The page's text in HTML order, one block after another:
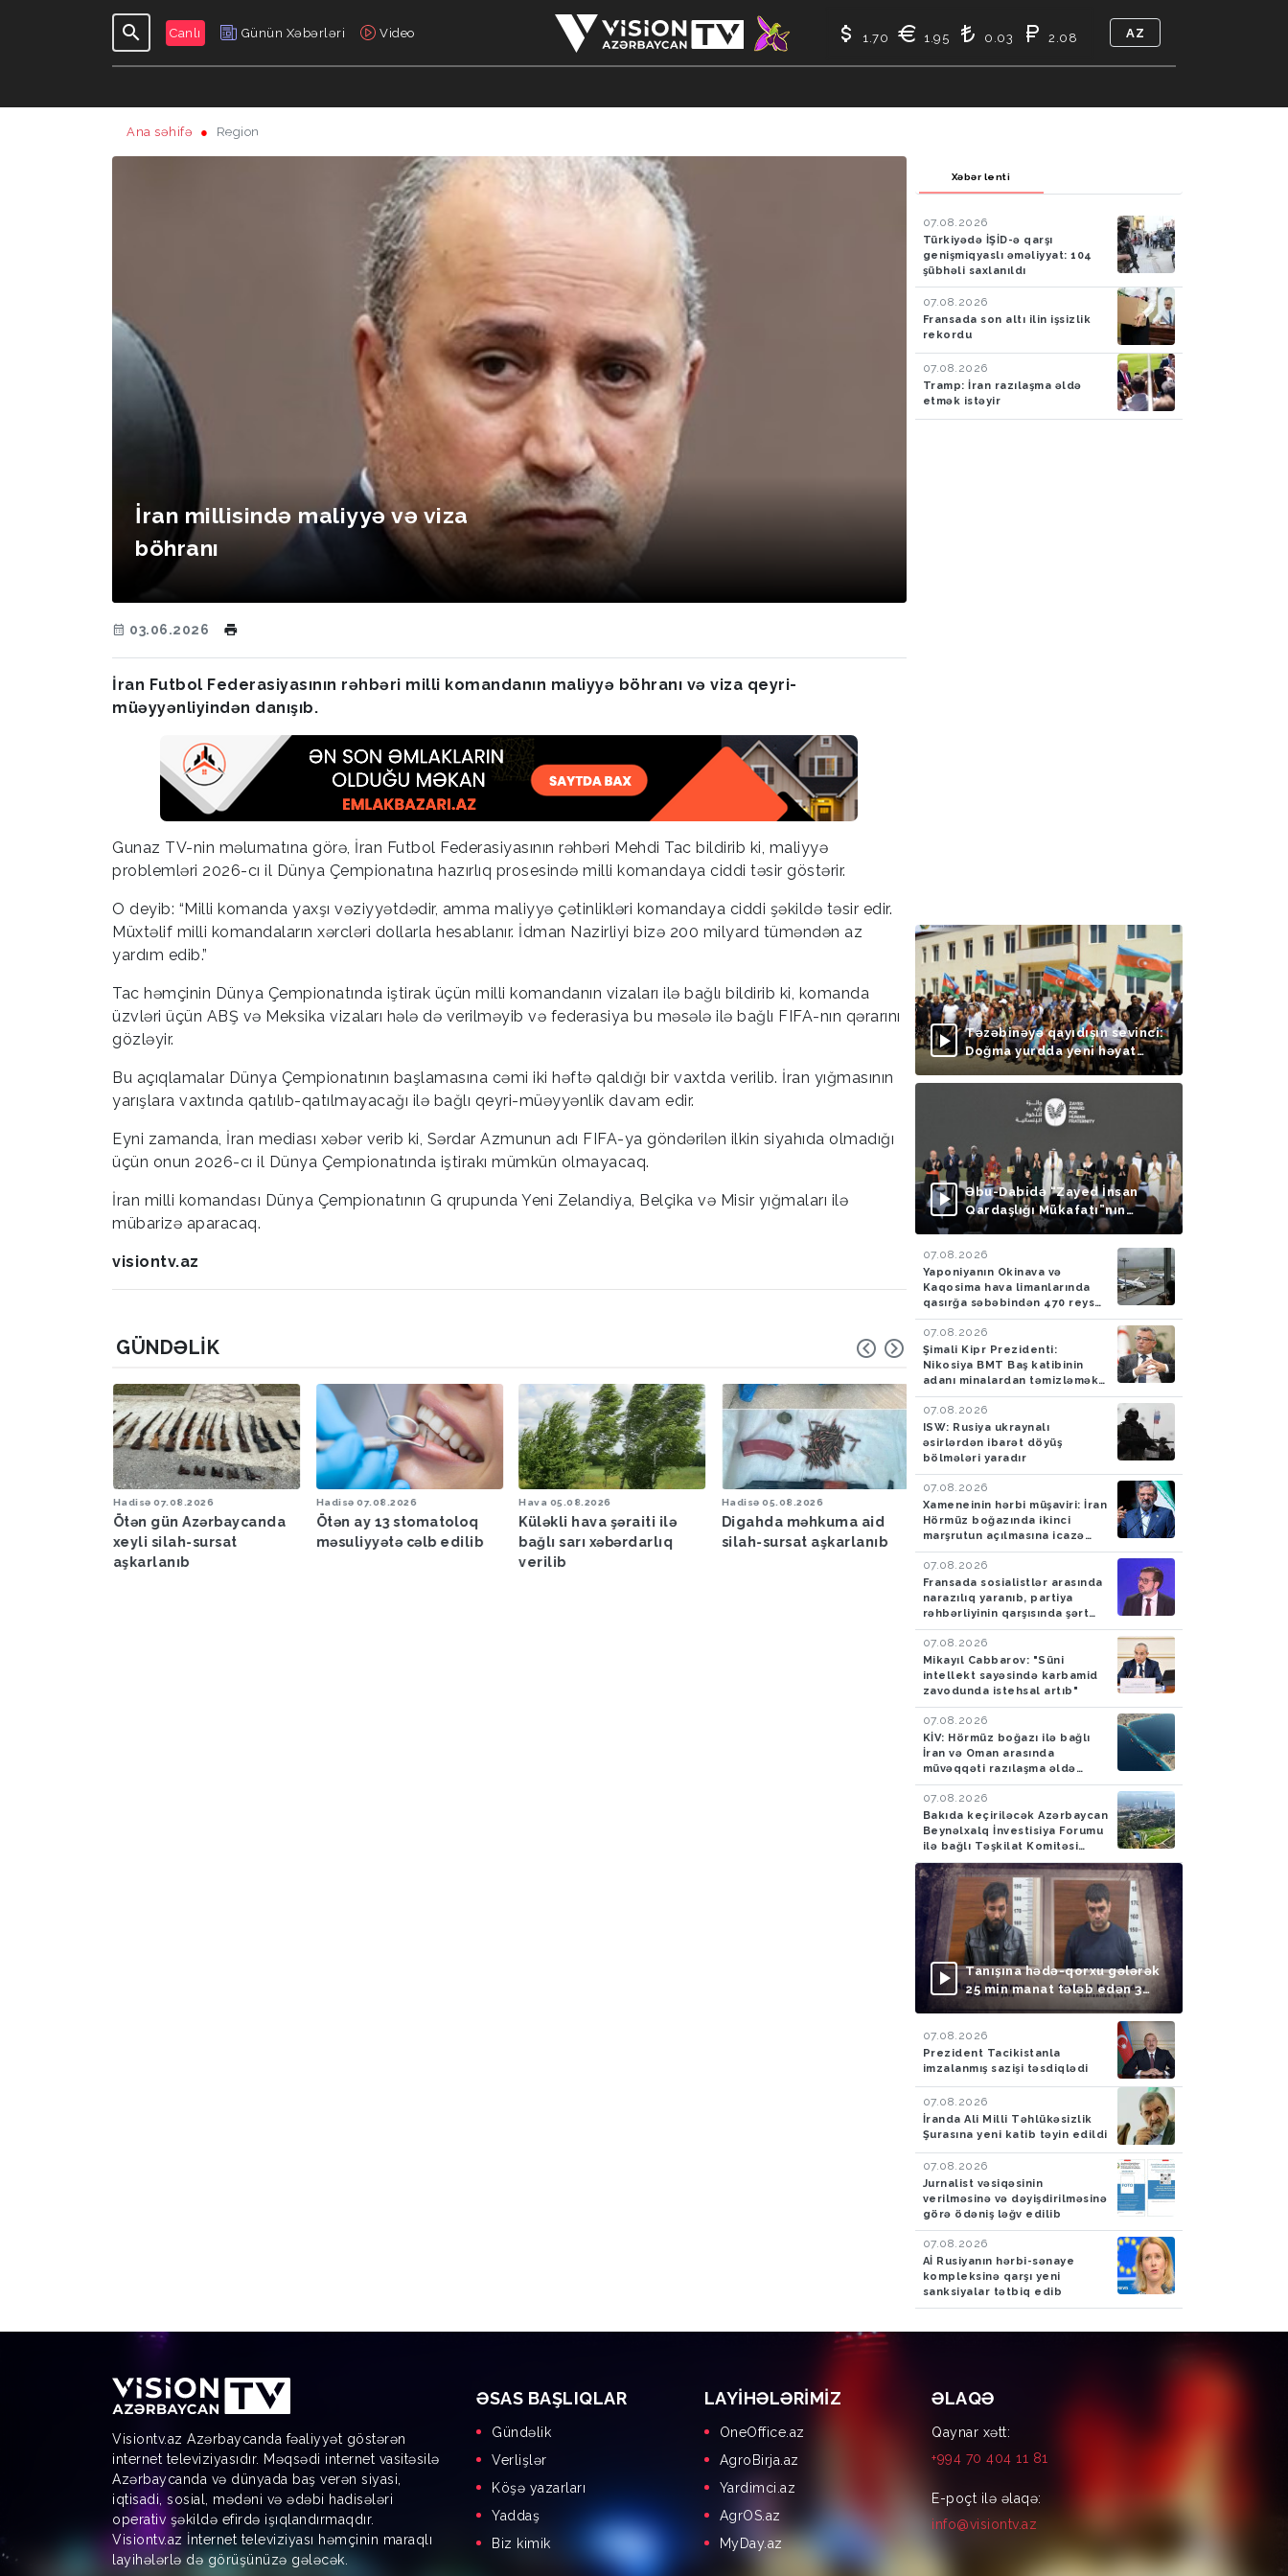
Canlı Günün Xəbərləri Video
GÜNDƏLIK
1.70 1.95 0.03 2.08 AZ
Ana səhifə Region
İran millisində maliyyə və viza
böhranı
03.06.2026
İran Futbol Federasiyasının rəhbəri milli komandanın maliyyə böhranı və viza qeyri-
müəyyənliyindən danışıb.
Gunaz TV-nin məlumatına görə, İran Futbol Federasiyasının rəhbəri Mehdi Tac bildirib ki, maliyyə
problemləri 2026-cı il Dünya Çempionatına hazırlıq prosesində milli komandaya ciddi təsir göstərir.
O deyib: “Milli komanda yaxşı vəziyyətdədir, amma maliyyə çətinlikləri komandaya ciddi şəkildə təsir edir.
Müxtəlif milli komandaların xərcləri dollarla hesablanır. İdman Nazirliyi bizə 200 milyard tüməndən az
yardım edib.”
Tac həmçinin Dünya Çempionatında iştirak üçün milli komandanın vizaları ilə bağlı bildirib ki, komanda
üzvləri üçün ABŞ və Meksika vizaları hələ də verilməyib və federasiya bu məsələ ilə bağlı FIFA-nın qərarını
gözləyir.
Bu açıqlamalar Dünya Çempionatının başlamasına cəmi iki həftə qaldığı bir vaxtda verilib. İran yığmasının
yarışlara vaxtında qatılıb-qatılmayacağı ilə bağlı qeyri-müəyyənlik davam edir.
Eyni zamanda, İran mediası xəbər verib ki, Sərdar Azmunun adı FIFA-ya göndərilən ilkin siyahıda olmadığı
üçün onun 2026-cı il Dünya Çempionatında iştirakı mümkün olmayacaq.
İran milli komandası Dünya Çempionatının G qrupunda Yeni Zelandiya, Belçika və Misir yığmaları ilə
mübarizə aparacaq.
visiontv.az
GÜNDƏLIK
Hadisə 07.08.2026
Ötən gün Azərbaycanda
xeyli silah-sursat
aşkarlanıb
Hadisə 07.08.2026
Ötən ay 13 stomatoloq
məsuliyyətə cəlb edilib
Hava 05.08.2026
Küləkli hava şəraiti ilə
bağlı sarı xəbərdarlıq
verilib
Hadisə 05.08.2026
Digahda məhkuma aid
silah-sursat aşkarlanıb
Hava 05.08.2026
Bakıya yağış yağacaq
Hadisə 05.08.2026
Azərbaycan
İrandan Britaniyaya
aparan maşında 4,5
tiryək aşkarlayıblar-
FOTO
Xəbər lenti
07.08.2026
Türkiyədə İŞİD-ə qarşı
genişmiqyaslı əməliyyat: 104
şübhəli saxlanıldı
07.08.2026
Fransada son altı ilin işsizlik
rekordu
07.08.2026
Tramp: İran razılaşma əldə
etmək istəyir
Təzəbinəyə qayıdışın sevinci:
Doğma yurdda yeni həyat
başlayır
Əbu-Dabidə “Zayed İnsan
Qardaşlığı Mükafatı”nın
təqdimolunma mərasimi
07.08.2026
Yaponiyanın Okinava və
Kaqosima hava limanlarında
qasırğa səbəbindən 470 reys
ləğv edilib
07.08.2026
Şimali Kipr Prezidenti:
Nikosiya BMT Baş katibinin
adanı minalardan təmizləmək
təklifini rədd edib
07.08.2026
ISW: Rusiya ukraynalı
əsirlərdən ibarət döyüş
bölmələri yaradır
07.08.2026
Xameneinin hərbi müşaviri: İran
Hörmüz boğazında ikinci
marşrutun açılmasına icazə
verməyəcək
07.08.2026
Fransada sosialistlər arasında
narazılıq yaranıb, partiya
rəhbərliyinin qarşısında şərt
qoyulub
07.08.2026
Mikayıl Cabbarov: "Süni
intellekt sayəsində karbamid
zavodunda istehsal artıb"
07.08.2026
KİV: Hörmüz boğazı ilə bağlı
İran və Oman arasında
müvəqqəti razılaşma əldə
olunub
07.08.2026
Bakıda keçiriləcək Azərbaycan
Beynəlxalq İnvestisiya Forumu
ilə bağlı Təşkilat Komitəsi
yaradılıb
Tanışına hədə-qorxu gələrək
25 min manat tələb edən 3
nəfər saxlanılıb
07.08.2026
Prezident Tacikistanla
imzalanmış sazişi təsdiqlədi
07.08.2026
İranda Ali Milli Təhlükəsizlik
Şurasına yeni katib təyin edildi
07.08.2026
Jurnalist vəsiqəsinin
verilməsinə və dəyişdirilməsinə
görə ödəniş ləğv edilib
07.08.2026
Aİ Rusiyanın hərbi-sənaye
kompleksinə qarşı yeni
sanksiyalar tətbiq edib
Visiontv.az Azərbaycanda fəaliyyət göstərən
internet televiziyasıdır. Məqsədi internet vasitəsilə
Azərbaycanda və dünyada baş verən siyasi,
iqtisadi, sosial, mədəni və ədəbi hadisələri
operativ şəkildə efirdə işıqlandırmaqdır.
Visiontv.az İnternet televiziyası həmçinin maraqlı
layihələrlə də görüşünüzə gələcək.
ƏSAS BAŞLIQLAR
Gündəlik
Verlişlər
Köşə yazarları
Yaddaş
Biz kimik
LAYIHƏLƏRIMIZ
OneOffice.az
AgroBirja.az
Yardimci.az
AgrOS.az
MyDay.az
ƏLAQƏ
Qaynar xətt:
+994 70 404 11 81
E-poçt ilə əlaqə:
info@visiontv.az